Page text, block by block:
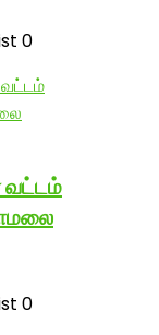
0
வட்டம்
0